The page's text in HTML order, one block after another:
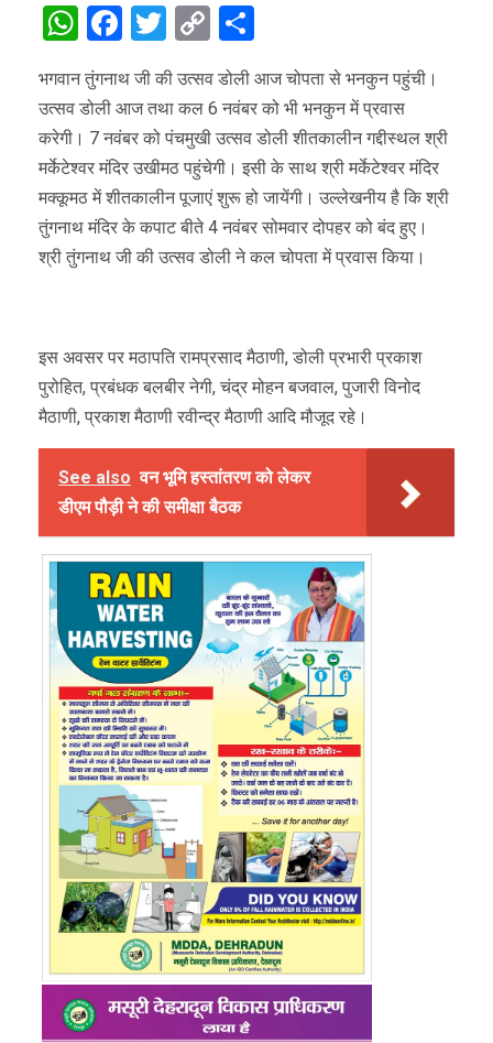
WhatsApp
Facebook
Twitter
Copy
Link
भगवान तुंगनाथ जी की उत्सव डोली आज चोपता से भनकुन पहुंची।
उत्सव डोली आज तथा कल 6 नवंबर को भी भनकुन में प्रवास
करेगी। 7 नवंबर को पंचमुखी उत्सव डोली शीतकालीन गद्दीस्थल श्री
मर्केटेश्वर मंदिर उखीमठ पहुंचेगी। इसी के साथ श्री मर्केटेश्वर मंदिर
मक्कूमठ में शीतकालीन पूजाएं शुरू हो जायेंगी। उल्लेखनीय है कि श्री
तुंगनाथ मंदिर के कपाट बीते 4 नवंबर सोमवार दोपहर को बंद हुए।
श्री तुंगनाथ जी की उत्सव डोली ने कल चोपता में प्रवास किया।
इस अवसर पर मठापति रामप्रसाद मैठाणी, डोली प्रभारी प्रकाश
पुरोहित, प्रबंधक बलबीर नेगी, चंद्र मोहन बजवाल, पुजारी विनोद
मैठाणी, प्रकाश मैठाणी रवीन्द्र मैठाणी आदि मौजूद रहे।
See also वन भूमि हस्तांतरण को लेकर
डीएम पौड़ी ने की समीक्षा बैठक